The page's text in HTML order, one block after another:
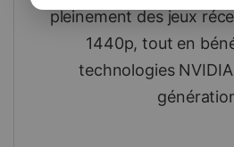
pleinement des jeux
1440p, tout en
technologies